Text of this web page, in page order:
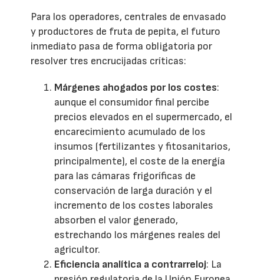
Para los operadores, centrales de envasado
y productores de fruta de pepita, el futuro
inmediato pasa de forma obligatoria por
resolver tres encrucijadas críticas:
Márgenes ahogados por los costes:
aunque el consumidor final percibe
precios elevados en el supermercado, el
encarecimiento acumulado de los
insumos (fertilizantes y fitosanitarios,
principalmente), el coste de la energía
para las cámaras frigoríficas de
conservación de larga duración y el
incremento de los costes laborales
absorben el valor generado,
estrechando los márgenes reales del
agricultor.
Eficiencia analítica a contrarreloj: La